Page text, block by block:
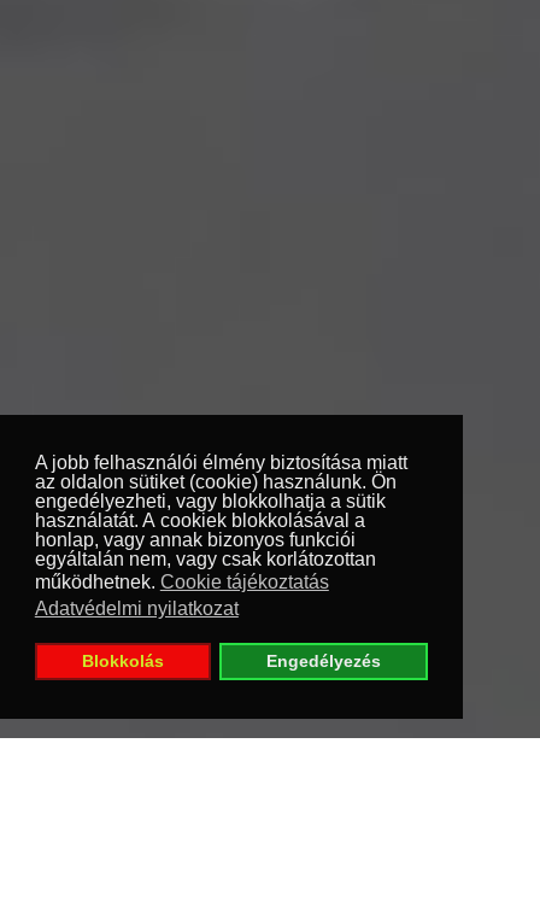
A jobb felhasználói élmény biztosítása miatt
az oldalon sütiket (cookie) használunk. Ön
engedélyezheti, vagy blokkolhatja a sütik
használatát. A cookiek blokkolásával a
honlap, vagy annak bizonyos funkciói
egyáltalán nem, vagy csak korlátozottan
működhetnek. Cookie tájékoztatás
Adatvédelmi nyilatkozat
Blokkolás Engedélyezés